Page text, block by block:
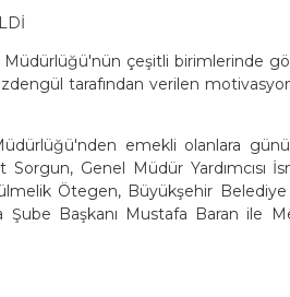
Müdürlüğü'nün çeşitli birimlerinde
tarafından verilen
emekli olanlara
Genel Müdür Yardımcısı
Ötegen, Büyükşehir
Şube Başkanı Mustafa Baran ile